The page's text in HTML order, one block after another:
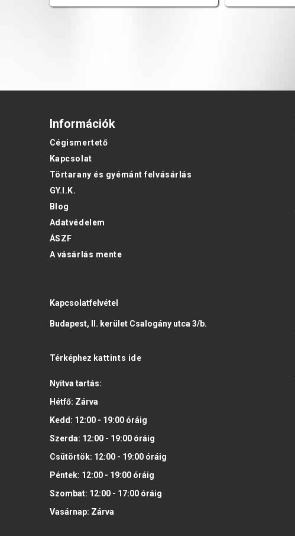
Információk
Cégismertető
Kapcsolat
Törtarany és gyémánt felvásárlás
GY.I.K.
Blog
Adatvédelem
ÁSZF
A vásárlás mente
Kapcsolatfelvétel
Budapest, II. kerület Csalogány utca 3/b.
Térképhez kattints ide
Nyitva tartás:
Hétfő: Zárva
Kedd: 12:00 - 19:00óráig
Szerda: 12:00 - 19:00óráig
Csütörtök: 12:00 - 19:00óráig
Péntek: 12:00 - 19:00óráig
Szombat: 12:00 - 17:00óráig
Vasárnap: Zárva